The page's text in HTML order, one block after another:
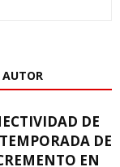
AUTOR
DE
DE
EN